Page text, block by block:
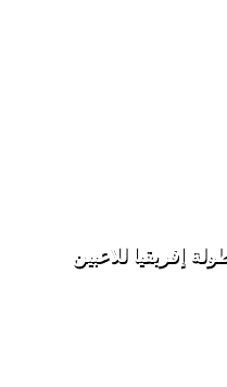
إفريقيا للاعبين